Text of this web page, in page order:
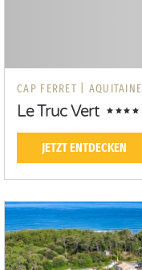
CAP FERRET | AQUITAINE
Le Truc Vert
JETZT ENTDECKEN